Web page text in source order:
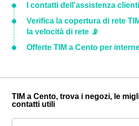
I contatti dell'assistenza
Verifica la copertura di rete
la velocità di rete 📡
Offerte TIM a Cento per
TIM a Cento, trova i negozi, le
contatti utili